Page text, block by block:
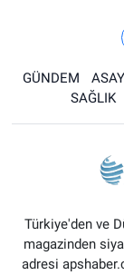
GÜNDEM
SAĞLIK
Türkiye'den ve
magazinden
adresi